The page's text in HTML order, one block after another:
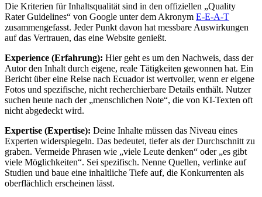
Die Kriterien für Inhaltsqualität sind in den offiziellen „Quality
Rater Guidelines“ von Google unter dem Akronym E-E-A-T
zusammengefasst. Jeder Punkt davon hat messbare Auswirkungen
auf das Vertrauen, das eine Website genießt.
Experience (Erfahrung): Hier geht es um den Nachweis, dass der
Autor den Inhalt durch eigene, reale Tätigkeiten gewonnen hat. Ein
Bericht über eine Reise nach Ecuador ist wertvoller, wenn er eigene
Fotos und spezifische, nicht recherchierbare Details enthält. Nutzer
suchen heute nach der „menschlichen Note“, die von KI-Texten oft
nicht abgedeckt wird.
Expertise (Expertise): Deine Inhalte müssen das Niveau eines
Experten widerspiegeln. Das bedeutet, tiefer als der Durchschnitt zu
graben. Vermeide Phrasen wie „viele Leute denken“ oder „es gibt
viele Möglichkeiten“. Sei spezifisch. Nenne Quellen, verlinke auf
Studien und baue eine inhaltliche Tiefe auf, die Konkurrenten als
oberflächlich erscheinen lässt.